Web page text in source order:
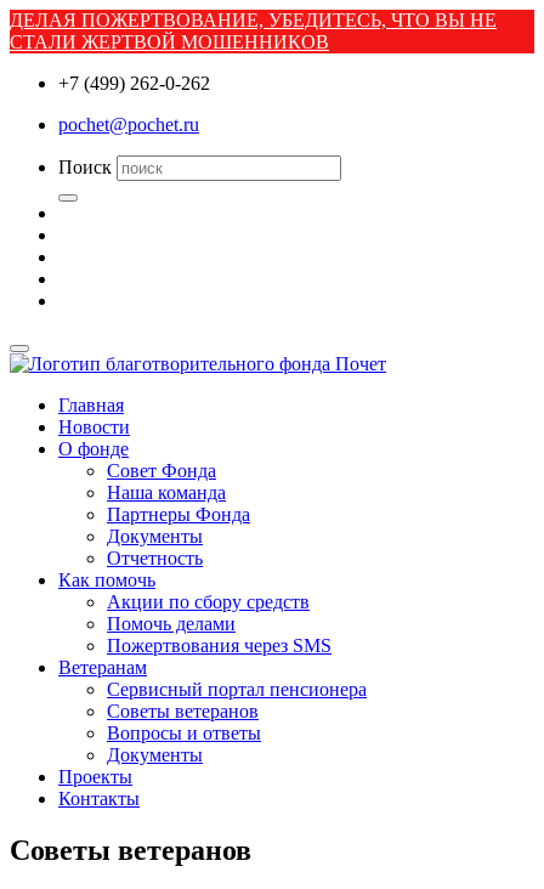
ДЕЛАЯ ПОЖЕРТВОВАНИЕ, УБЕДИТЕСЬ, ЧТО ВЫ НЕ
СТАЛИ ЖЕРТВОЙ МОШЕННИКОВ
+7 (499) 262-0-262
pochet@pochet.ru
Поиск
Главная
Новости
О фонде
Совет Фонда
Наша команда
Партнеры Фонда
Документы
Отчетность
Как помочь
Акции по сбору средств
Помочь делами
Пожертвования через SMS
Ветеранам
Сервисный портал пенсионера
Советы ветеранов
Вопросы и ответы
Документы
Проекты
Контакты
Советы ветеранов